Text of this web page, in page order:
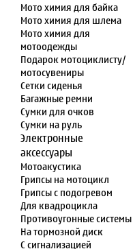
Мото химия для байка
Мото химия для шлема
Мото химия для
мотоодежды
Подарок мотоциклисту/
мотосувениры
Сетки сиденья
Багажные ремни
Сумки для очков
Сумки на руль
Электронные
аксессуары
Мотоакустика
Грипсы на мотоцикл
Грипсы с подогревом
Для квадроцикла
Противоугонные системы
На тормозной диск
С сигнализацией